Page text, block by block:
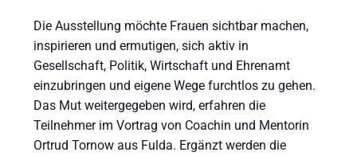
Die Ausstellung möchte Frauen sichtbar machen,
inspirieren und ermutigen, sich aktiv in
Gesellschaft, Politik, Wirtschaft und Ehrenamt
einzubringen und eigene Wege furchtlos zu gehen.
Das Mut weitergegeben wird, erfahren die
Teilnehmer im Vortrag von Coachin und Mentorin
Ortrud Tornow aus Fulda. Ergänzt werden die